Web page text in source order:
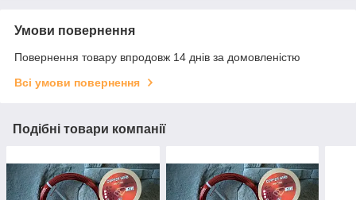
Умови повернення
Повернення товару впродовж 14 днів за домовленістю
Всі умови повернення
Подібні товари компанії